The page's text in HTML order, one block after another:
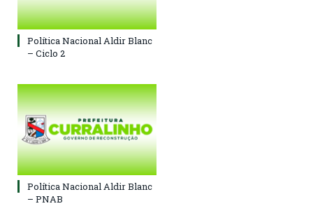
Política Nacional Aldir Blanc
– Ciclo 2
Política Nacional Aldir Blanc
– PNAB